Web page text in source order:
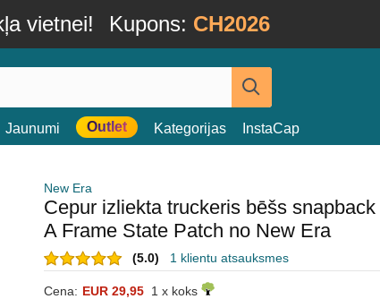
vietnei! Kupons: CH2026
Jaunumi Outlet Kategorijas InstaCap
New Era
Cepur izliekta truckeris bēšs
A Frame State Patch no New Era
(5.0) 1 klientu atsauksmes
Cena: EUR 29,95 1 x koks